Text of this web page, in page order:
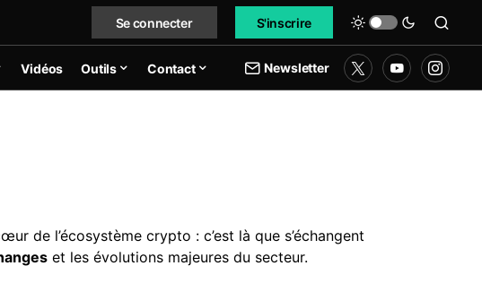
Se connecter S'inscrire
Vidéos Outils Contact Newsletter
de l’écosystème crypto : c’est là que s’échangent
et les évolutions majeures du secteur.